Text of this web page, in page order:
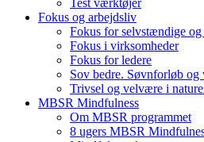
Test værktøjer
Fokus og arbejdsliv
Fokus for selvstændige
Fokus i virksomheder
Fokus for ledere
Sov bedre. Søvnforløb og
Trivsel og velvære i
MBSR Mindfulness
Om MBSR programmet
8 ugers MBSR